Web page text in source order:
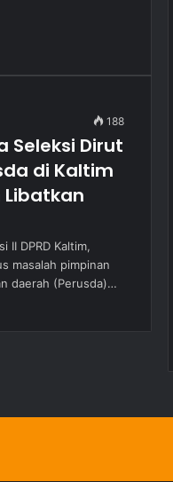
188
Seleksi Dirut
di Kaltim
Libatkan
II DPRD Kaltim,
masalah pimpinan
daerah (Perusda)…